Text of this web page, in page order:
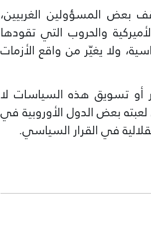
بعض المسؤولين الغربيين،
والحروب التي تقودها
ولا يغيّر من واقع الأزمات
أو تسويق هذه السياسات لا
بعض الدول الأوروبية في
في القرار السياسي.